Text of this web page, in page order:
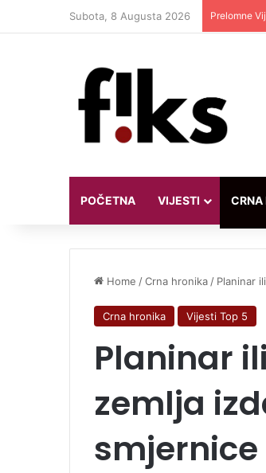
Subota, 8 Augusta 2026 Prelomne
POČETNA VIJESTI CRNA
Home /Crna hronika / Planinar
Crna hronika Vijesti Top 5
Planinar
zemlja